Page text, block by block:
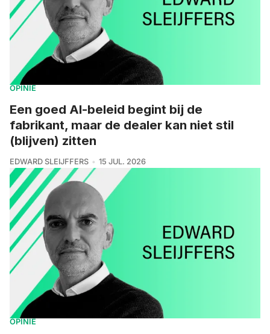
OPINIE
Een goed AI-beleid begint bij de
fabrikant, maar de dealer kan niet stil
(blijven) zitten
EDWARD SLEIJFFERS 15 JUL. 2026
OPINIE